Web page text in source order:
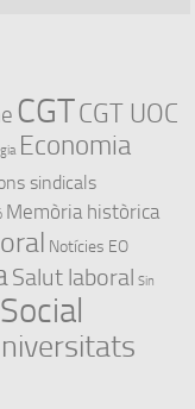
CGTCGT UOC
Economia
sindicals
Memòria històrica
Notícies EO
Salut laboral Sin
Social